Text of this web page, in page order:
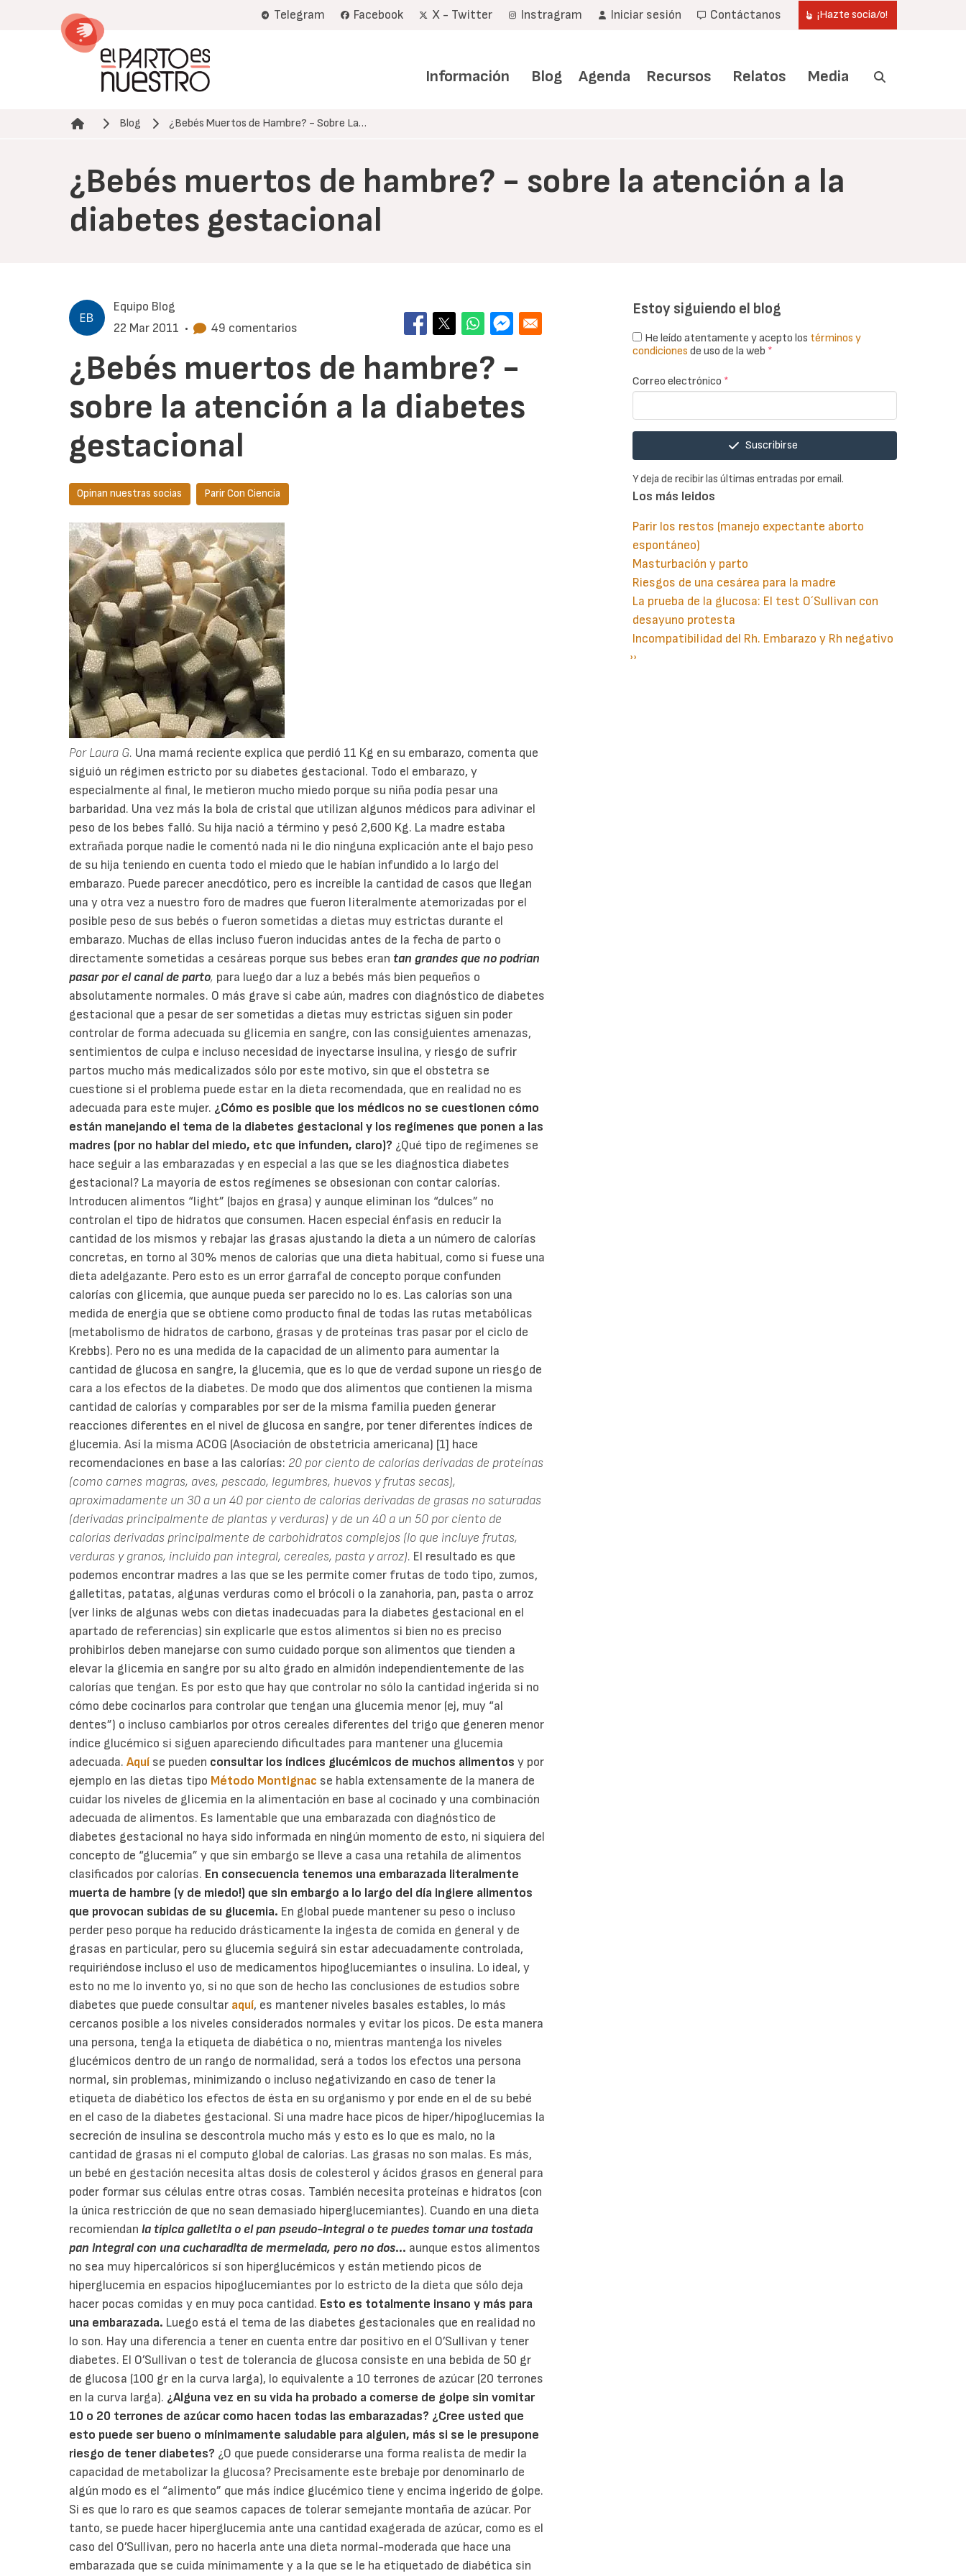
Telegram Facebook X - Twitter Instragram Iniciar sesión Contáctanos ¡Hazte socia/o!
Información Blog Agenda Recursos Relatos Media
Ruta de navegación
Blog ¿Bebés Muertos de Hambre? - Sobre La…
¿Bebés muertos de hambre? - sobre la atención a la
diabetes gestacional
Equipo Blog
22 Mar 2011 • 49 comentarios
¿Bebés muertos de hambre? -
sobre la atención a la diabetes
gestacional
Opinan nuestras socias Parir Con Ciencia
Por Laura G. Una mamá reciente explica que perdió 11 Kg en su embarazo, comenta que
siguió un régimen estricto por su diabetes gestacional. Todo el embarazo, y
especialmente al final, le metieron mucho miedo porque su niña podía pesar una
barbaridad. Una vez más la bola de cristal que utilizan algunos médicos para adivinar el
peso de los bebes falló. Su hija nació a término y pesó 2,600 Kg. La madre estaba
extrañada porque nadie le comentó nada ni le dio ninguna explicación ante el bajo peso
de su hija teniendo en cuenta todo el miedo que le habían infundido a lo largo del
embarazo. Puede parecer anecdótico, pero es increíble la cantidad de casos que llegan
una y otra vez a nuestro foro de madres que fueron literalmente atemorizadas por el
posible peso de sus bebés o fueron sometidas a dietas muy estrictas durante el
embarazo. Muchas de ellas incluso fueron inducidas antes de la fecha de parto o
directamente sometidas a cesáreas porque sus bebes eran tan grandes que no podrían
pasar por el canal de parto, para luego dar a luz a bebés más bien pequeños o
absolutamente normales. O más grave si cabe aún, madres con diagnóstico de diabetes
gestacional que a pesar de ser sometidas a dietas muy estrictas siguen sin poder
controlar de forma adecuada su glicemia en sangre, con las consiguientes amenazas,
sentimientos de culpa e incluso necesidad de inyectarse insulina, y riesgo de sufrir
partos mucho más medicalizados sólo por este motivo, sin que el obstetra se
cuestione si el problema puede estar en la dieta recomendada, que en realidad no es
adecuada para este mujer. ¿Cómo es posible que los médicos no se cuestionen cómo
están manejando el tema de la diabetes gestacional y los regímenes que ponen a las
madres (por no hablar del miedo, etc que infunden, claro)? ¿Qué tipo de regímenes se
hace seguir a las embarazadas y en especial a las que se les diagnostica diabetes
gestacional? La mayoría de estos regímenes se obsesionan con contar calorías.
Introducen alimentos “light” (bajos en grasa) y aunque eliminan los “dulces” no
controlan el tipo de hidratos que consumen. Hacen especial énfasis en reducir la
cantidad de los mismos y rebajar las grasas ajustando la dieta a un número de calorías
concretas, en torno al 30% menos de calorías que una dieta habitual, como si fuese una
dieta adelgazante. Pero esto es un error garrafal de concepto porque confunden
calorías con glicemia, que aunque pueda ser parecido no lo es. Las calorías son una
medida de energía que se obtiene como producto final de todas las rutas metabólicas
(metabolismo de hidratos de carbono, grasas y de proteínas tras pasar por el ciclo de
Krebbs). Pero no es una medida de la capacidad de un alimento para aumentar la
cantidad de glucosa en sangre, la glucemia, que es lo que de verdad supone un riesgo de
cara a los efectos de la diabetes. De modo que dos alimentos que contienen la misma
cantidad de calorías y comparables por ser de la misma familia pueden generar
reacciones diferentes en el nivel de glucosa en sangre, por tener diferentes índices de
glucemia. Así la misma ACOG (Asociación de obstetricia americana) [1] hace
recomendaciones en base a las calorías: 20 por ciento de calorías derivadas de proteínas
(como carnes magras, aves, pescado, legumbres, huevos y frutas secas),
aproximadamente un 30 a un 40 por ciento de calorías derivadas de grasas no saturadas
(derivadas principalmente de plantas y verduras) y de un 40 a un 50 por ciento de
calorías derivadas principalmente de carbohidratos complejos (lo que incluye frutas,
verduras y granos, incluido pan integral, cereales, pasta y arroz). El resultado es que
podemos encontrar madres a las que se les permite comer frutas de todo tipo, zumos,
galletitas, patatas, algunas verduras como el brócoli o la zanahoria, pan, pasta o arroz
(ver links de algunas webs con dietas inadecuadas para la diabetes gestacional en el
apartado de referencias) sin explicarle que estos alimentos si bien no es preciso
prohibirlos deben manejarse con sumo cuidado porque son alimentos que tienden a
elevar la glicemia en sangre por su alto grado en almidón independientemente de las
calorías que tengan. Es por esto que hay que controlar no sólo la cantidad ingerida si no
cómo debe cocinarlos para controlar que tengan una glucemia menor (ej, muy “al
dentes”) o incluso cambiarlos por otros cereales diferentes del trigo que generen menor
índice glucémico si siguen apareciendo dificultades para mantener una glucemia
adecuada. Aquí se pueden consultar los índices glucémicos de muchos alimentos y por
ejemplo en las dietas tipo Método Montignac se habla extensamente de la manera de
cuidar los niveles de glicemia en la alimentación en base al cocinado y una combinación
adecuada de alimentos. Es lamentable que una embarazada con diagnóstico de
diabetes gestacional no haya sido informada en ningún momento de esto, ni siquiera del
concepto de “glucemia” y que sin embargo se lleve a casa una retahíla de alimentos
clasificados por calorías. En consecuencia tenemos una embarazada literalmente
muerta de hambre (y de miedo!) que sin embargo a lo largo del día ingiere alimentos
que provocan subidas de su glucemia. En global puede mantener su peso o incluso
perder peso porque ha reducido drásticamente la ingesta de comida en general y de
grasas en particular, pero su glucemia seguirá sin estar adecuadamente controlada,
requiriéndose incluso el uso de medicamentos hipoglucemiantes o insulina. Lo ideal, y
esto no me lo invento yo, si no que son de hecho las conclusiones de estudios sobre
diabetes que puede consultar aquí, es mantener niveles basales estables, lo más
cercanos posible a los niveles considerados normales y evitar los picos. De esta manera
una persona, tenga la etiqueta de diabética o no, mientras mantenga los niveles
glucémicos dentro de un rango de normalidad, será a todos los efectos una persona
normal, sin problemas, minimizando o incluso negativizando en caso de tener la
etiqueta de diabético los efectos de ésta en su organismo y por ende en el de su bebé
en el caso de la diabetes gestacional. Si una madre hace picos de hiper/hipoglucemias la
secreción de insulina se descontrola mucho más y esto es lo que es malo, no la
cantidad de grasas ni el computo global de calorías. Las grasas no son malas. Es más,
un bebé en gestación necesita altas dosis de colesterol y ácidos grasos en general para
poder formar sus células entre otras cosas. También necesita proteínas e hidratos (con
la única restricción de que no sean demasiado hiperglucemiantes). Cuando en una dieta
recomiendan la típica galletita o el pan pseudo-integral o te puedes tomar una tostada
pan integral con una cucharadita de mermelada, pero no dos... aunque estos alimentos
no sea muy hipercalóricos sí son hiperglucémicos y están metiendo picos de
hiperglucemia en espacios hipoglucemiantes por lo estricto de la dieta que sólo deja
hacer pocas comidas y en muy poca cantidad. Esto es totalmente insano y más para
una embarazada. Luego está el tema de las diabetes gestacionales que en realidad no
lo son. Hay una diferencia a tener en cuenta entre dar positivo en el O’Sullivan y tener
diabetes. El O’Sullivan o test de tolerancia de glucosa consiste en una bebida de 50 gr
de glucosa (100 gr en la curva larga), lo equivalente a 10 terrones de azúcar (20 terrones
en la curva larga). ¿Alguna vez en su vida ha probado a comerse de golpe sin vomitar
10 o 20 terrones de azúcar como hacen todas las embarazadas? ¿Cree usted que
esto puede ser bueno o mínimamente saludable para alguien, más si se le presupone
riesgo de tener diabetes? ¿O que puede considerarse una forma realista de medir la
capacidad de metabolizar la glucosa? Precisamente este brebaje por denominarlo de
algún modo es el “alimento” que más índice glucémico tiene y encima ingerido de golpe.
Si es que lo raro es que seamos capaces de tolerar semejante montaña de azúcar. Por
tanto, se puede hacer hiperglucemia ante una cantidad exagerada de azúcar, como es el
caso del O’Sullivan, pero no hacerla ante una dieta normal-moderada que hace una
embarazada que se cuida mínimamente y a la que se le ha etiquetado de diabética sin
Estoy siguiendo el blog
He leído atentamente y acepto los términos y
condiciones de uso de la web *
Correo electrónico *
Suscribirse
Y deja de recibir las últimas entradas por email.
Los más leidos
Parir los restos (manejo expectante aborto
espontáneo)
Masturbación y parto
Riesgos de una cesárea para la madre
La prueba de la glucosa: El test O´Sullivan con
desayuno protesta
Incompatibilidad del Rh. Embarazo y Rh negativo
Paginación
Siguiente
››